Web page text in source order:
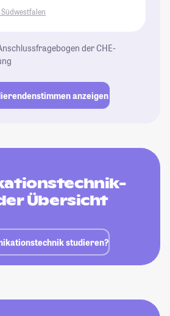
der CHE-
anzeigen
Übersicht
studieren?